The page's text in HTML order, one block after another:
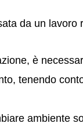
da un lavoro
è
tenendo
ambiente